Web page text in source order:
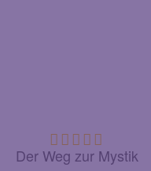
Der Weg zur Mystik